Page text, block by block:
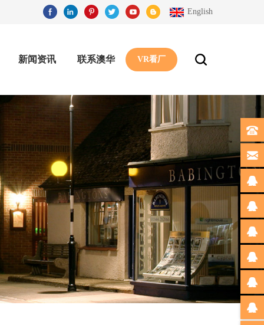
English
VR看厂
新闻资讯 联系澳华